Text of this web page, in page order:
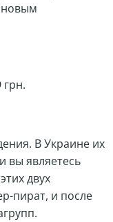
новым
В Украине их
вы являетесь
двух
пират, и после